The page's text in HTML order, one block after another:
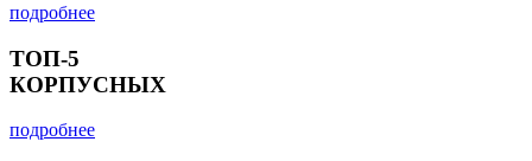
подробнее
ТОП-5
КОРПУСНЫХ
подробнее